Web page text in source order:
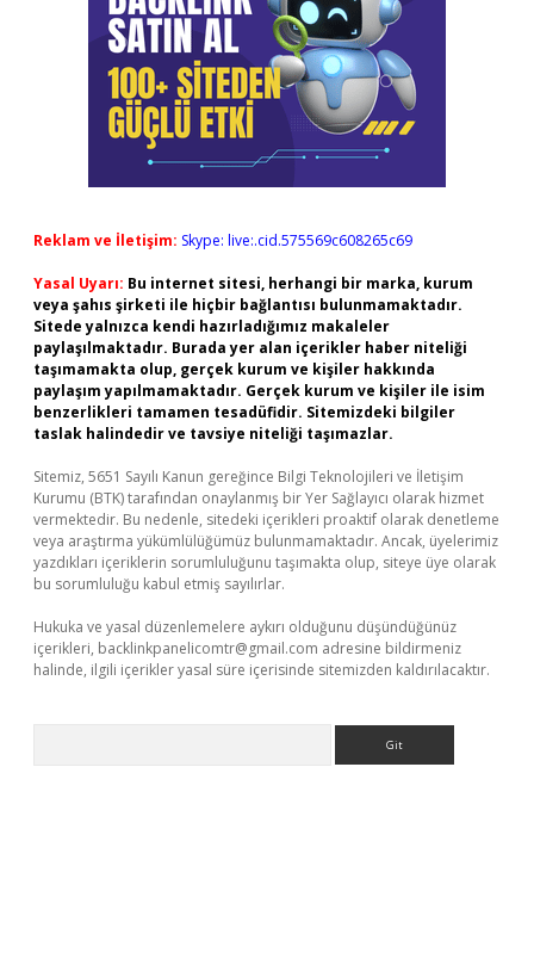
Reklam ve İletişim: Skype: live:.cid.575569c608265c69
Yasal Uyarı: Bu internet sitesi, herhangi bir marka, kurum
veya şahıs şirketi ile hiçbir bağlantısı bulunmamaktadır.
Sitede yalnızca kendi hazırladığımız makaleler
paylaşılmaktadır. Burada yer alan içerikler haber niteliği
taşımamakta olup, gerçek kurum ve kişiler hakkında
paylaşım yapılmamaktadır. Gerçek kurum ve kişiler ile isim
benzerlikleri tamamen tesadüfidir. Sitemizdeki bilgiler
taslak halindedir ve tavsiye niteliği taşımazlar.
Sitemiz, 5651 Sayılı Kanun gereğince Bilgi Teknolojileri ve İletişim
Kurumu (BTK) tarafından onaylanmış bir Yer Sağlayıcı olarak hizmet
vermektedir. Bu nedenle, sitedeki içerikleri proaktif olarak denetleme
veya araştırma yükümlülüğümüz bulunmamaktadır. Ancak, üyelerimiz
yazdıkları içeriklerin sorumluluğunu taşımakta olup, siteye üye olarak
bu sorumluluğu kabul etmiş sayılırlar.
Hukuka ve yasal düzenlemelere aykırı olduğunu düşündüğünüz
içerikleri, backlinkpanelicomtr@gmail.com adresine bildirmeniz
halinde, ilgili içerikler yasal süre içerisinde sitemizden kaldırılacaktır.